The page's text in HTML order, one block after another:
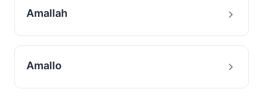
Amallah
Amallo